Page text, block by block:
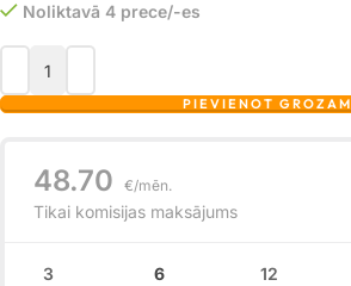
Noliktavā 4 prece/-es
PIEVIENOT GROZAM